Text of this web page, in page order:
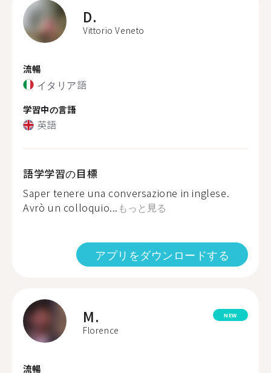
D.
Vittorio Veneto
流暢
イタリア語
学習中の言語
英語
語学学習の目標
Saper tenere una conversazione in inglese.
Avrò un colloquio... もっと見る
アプリをダウンロードする
M.
Florence
NEW
流暢